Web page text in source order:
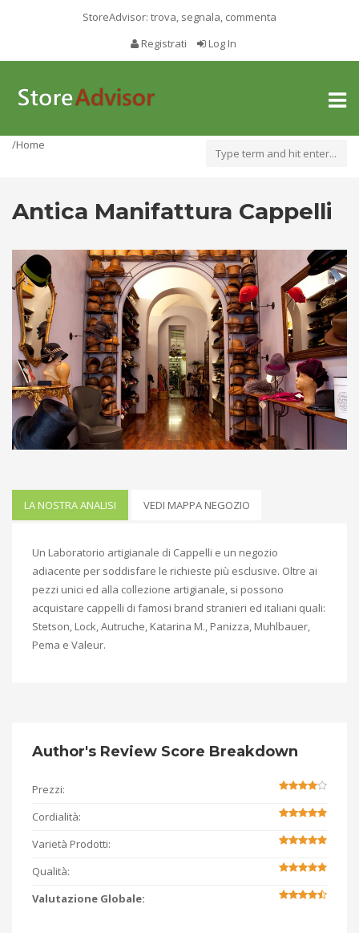
StoreAdvisor: trova, segnala, commenta
Registrati
Log In
Toggle
/Home
Antica Manifattura Cappelli
LA NOSTRA ANALISI VEDI MAPPA NEGOZIO
Un Laboratorio artigianale di Cappelli e un negozio
adiacente per soddisfare le richieste più esclusive. Oltre ai
pezzi unici ed alla collezione artigianale, si possono
acquistare cappelli di famosi brand stranieri ed italiani quali:
Stetson, Lock, Autruche, Katarina M., Panizza, Muhlbauer,
Pema e Valeur.
Author's Review Score Breakdown
Prezzi:
Cordialità:
Varietà Prodotti:
Qualità:
Valutazione Globale: